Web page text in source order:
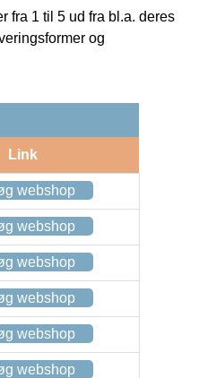
fra 1 til 5 ud fra bl.a. deres
og
Link
webshop
webshop
webshop
webshop
webshop
webshop